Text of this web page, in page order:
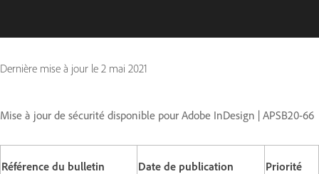
Dernière mise à jour le 2 mai 2021
Mise à jour de sécurité disponible pour Adobe InDesign | APSB20-66
Référence du bulletin Date de publication Priorité